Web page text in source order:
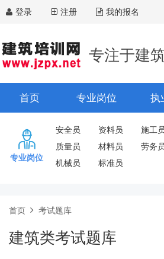
登录 注册 我的报名
专注于建
首页 专业岗位 执
专业岗位
安全员 资料员
施工
质量员
材料员
劳务
机械员
标准员
首页 考试题库
建筑类考试题库